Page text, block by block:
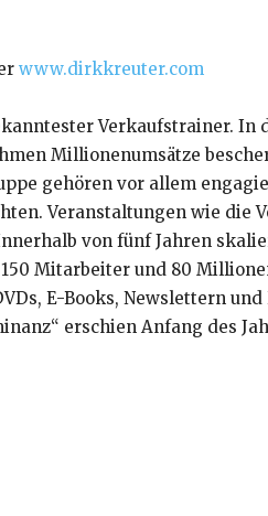
www.dirkkreuter.com
Verkaufstrainer. In
Millionenumsätze
gehören vor allem
Veranstaltungen wie die
von fünf Jahren
Mitarbeiter und 80
E-Books, Newslettern
erschien Anfang des